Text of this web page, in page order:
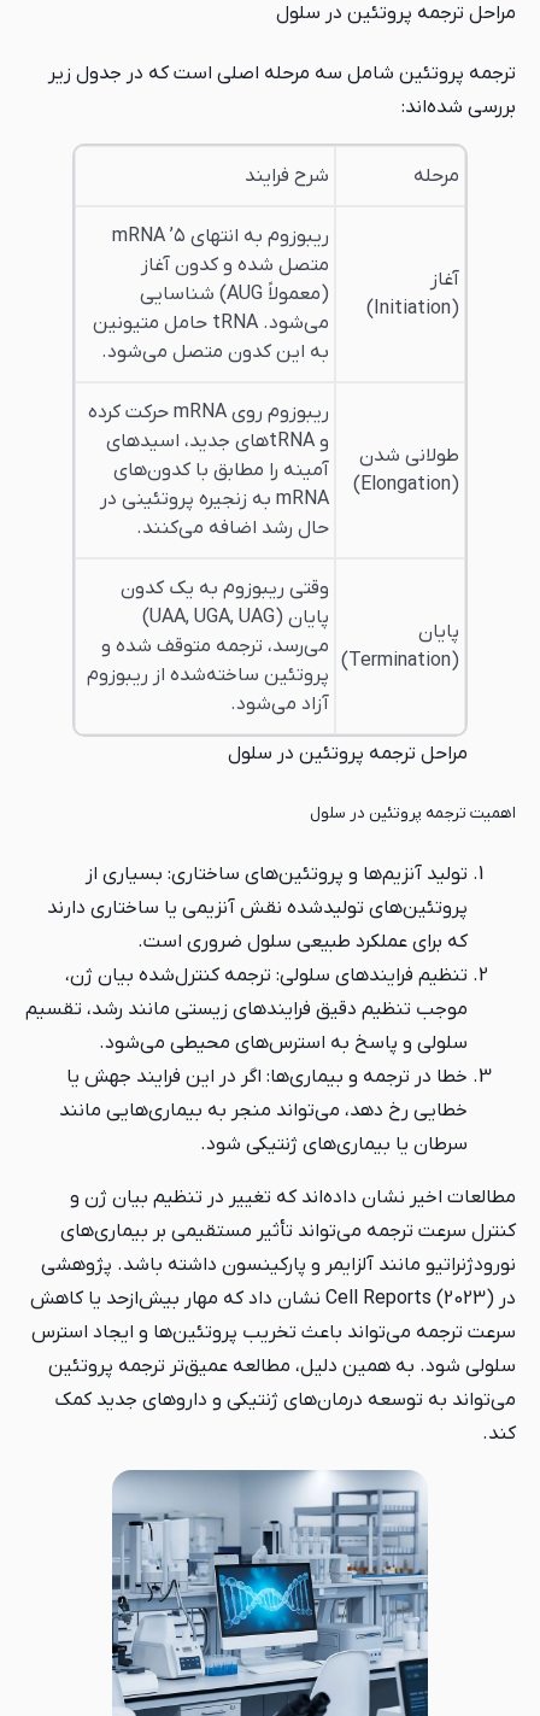
در سلول
سه مرحله اصلی است که در جدول زیر
شرح فرایند
ریبوزوم به انتهای ۵’ mRNA
متصل شده و کدون آغاز
(معمولاً AUG) شناسایی
می‌شود. tRNA حامل متیونین
به این کدون متصل می‌شود.
ریبوزوم روی mRNA حرکت کرده
و tRNAهای جدید، اسیدهای
آمینه را مطابق با کدون‌های
mRNA به زنجیره پروتئینی در
حال رشد اضافه می‌کنند.
وقتی ریبوزوم به یک کدون
پایان (UAA, UGA, UAG)
می‌رسد، ترجمه متوقف شده و
پروتئین ساخته‌شده از ریبوزوم
پروتئین در سلول
در سلول
و پروتئین‌های ساختاری: بسیاری از
نقش آنزیمی یا ساختاری دارند
طبیعی سلول ضروری است.
سلولی: ترجمه کنترل‌شده بیان ژن،
فرایندهای زیستی مانند رشد، تقسیم
به استرس‌های محیطی می‌شود.
و بیماری‌ها: اگر در این فرایند جهش یا
می‌تواند منجر به بیماری‌هایی مانند
ژنتیکی شود.
داده‌اند که تغییر در تنظیم بیان ژن و
تأثیر مستقیمی بر بیماری‌های
آلزایمر و پارکینسون داشته باشد. پژوهشی
در Cell Reports (2023) نشان داد که مهار بیش‌ازحد یا کاهش
باعث تخریب پروتئین‌ها و ایجاد استرس
دلیل، مطالعه عمیق‌تر ترجمه پروتئین
درمان‌های ژنتیکی و داروهای جدید کمک